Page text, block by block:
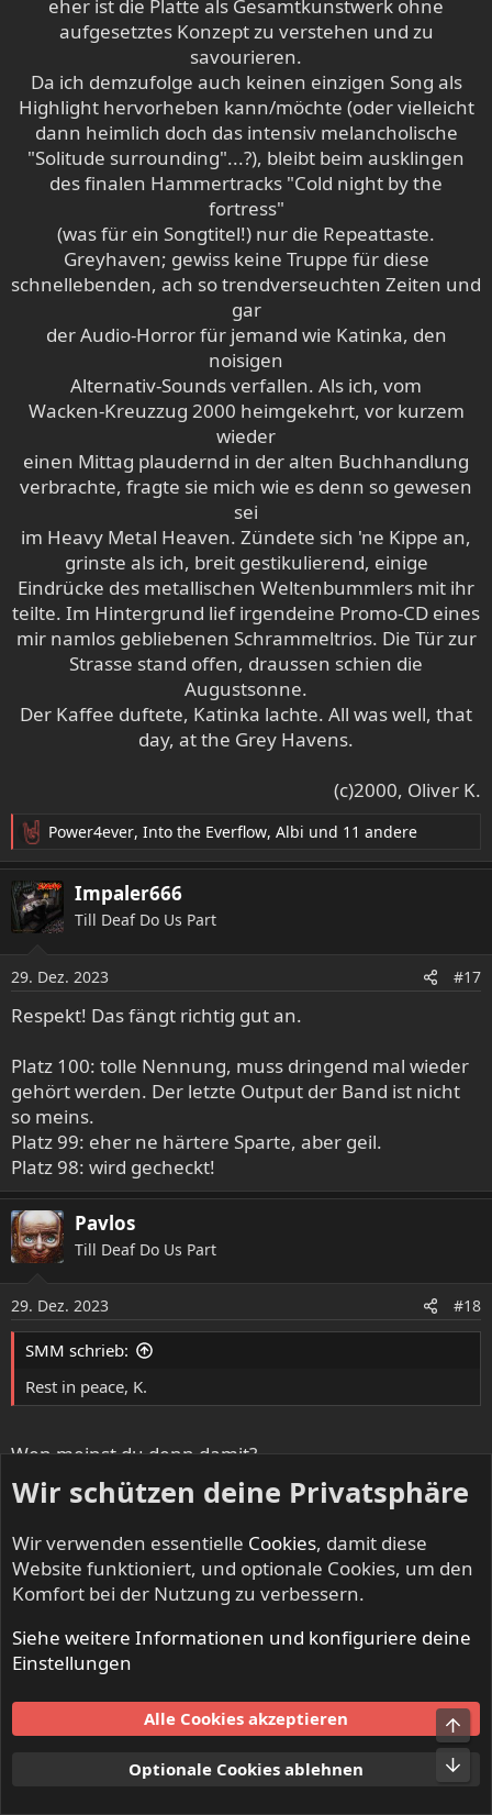
eher ist die Platte als Gesamtkunstwerk ohne
aufgesetztes Konzept zu verstehen und zu
savourieren.
Da ich demzufolge auch keinen einzigen Song als
Highlight hervorheben kann/möchte (oder vielleicht
dann heimlich doch das intensiv melancholische
"Solitude surrounding"...?), bleibt beim ausklingen
des finalen Hammertracks "Cold night by the
fortress"
(was für ein Songtitel!) nur die Repeattaste.
Greyhaven; gewiss keine Truppe für diese
schnellebenden, ach so trendverseuchten Zeiten und
gar
der Audio-Horror für jemand wie Katinka, den
noisigen
Alternativ-Sounds verfallen. Als ich, vom
Wacken-Kreuzzug 2000 heimgekehrt, vor kurzem
wieder
einen Mittag plaudernd in der alten Buchhandlung
verbrachte, fragte sie mich wie es denn so gewesen
sei
im Heavy Metal Heaven. Zündete sich 'ne Kippe an,
grinste als ich, breit gestikulierend, einige
Eindrücke des metallischen Weltenbummlers mit ihr
teilte. Im Hintergrund lief irgendeine Promo-CD eines
mir namlos gebliebenen Schrammeltrios. Die Tür zur
Strasse stand offen, draussen schien die
Augustsonne.
Der Kaffee duftete, Katinka lachte. All was well, that
day, at the Grey Havens.​
(c)2000, Oliver K.​
R
e
a
k
t
n
e
n
Power4ever, Into the Everflow, Albi und 11 andere
Impaler666
Till Deaf Do Us Part
29. Dez. 2023 #17
Respekt! Das fängt richtig gut an.
Platz 100: tolle Nennung, muss dringend mal wieder
gehört werden. Der letzte Output der Band ist nicht
so meins.
Platz 99: eher ne härtere Sparte, aber geil.
Platz 98: wird gecheckt!
Pavlos
Till Deaf Do Us Part
29. Dez. 2023 #18
SMM schrieb:
Rest in peace, K.
Wen meinst du denn damit?
PS: sensationelle Scheibe, natürlich!!
Vauxdvihl
Till Deaf Do Us Part
29. Dez. 2023 #19
Wir schützen deine Privatsphäre
Wir verwenden essentielle Cookies, damit diese
Website funktioniert, und optionale Cookies, um den
Komfort bei der Nutzung zu verbessern.
Siehe weitere Informationen und konfiguriere deine
Einstellungen
Alle Cookies akzeptieren
Optionale Cookies ablehnen